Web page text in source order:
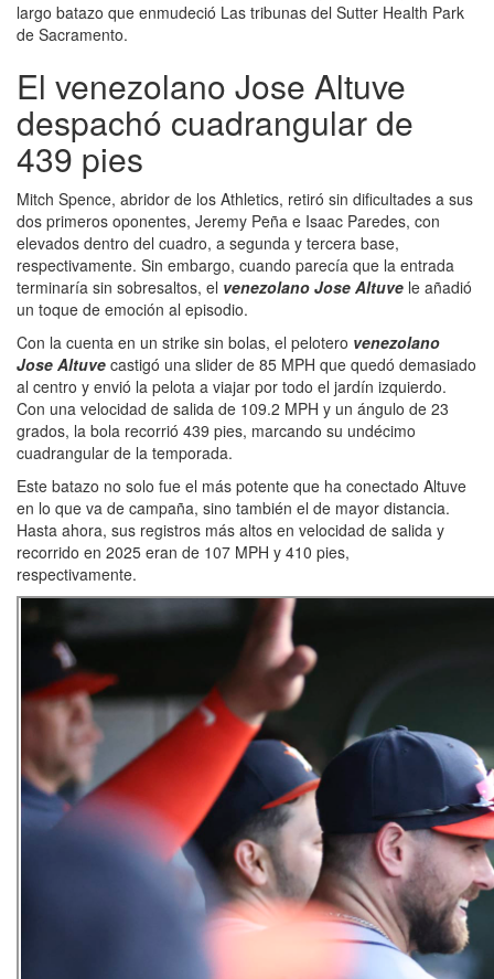
largo batazo que enmudeció Las tribunas del Sutter Health Park
de Sacramento.
El venezolano Jose Altuve
despachó cuadrangular de
439 pies
Mitch Spence, abridor de los Athletics, retiró sin dificultades a sus
dos primeros oponentes, Jeremy Peña e Isaac Paredes, con
elevados dentro del cuadro, a segunda y tercera base,
respectivamente. Sin embargo, cuando parecía que la entrada
terminaría sin sobresaltos, el venezolano Jose Altuve le añadió
un toque de emoción al episodio.
Con la cuenta en un strike sin bolas, el pelotero venezolano
Jose Altuve castigó una slider de 85 MPH que quedó demasiado
al centro y envió la pelota a viajar por todo el jardín izquierdo.
Con una velocidad de salida de 109.2 MPH y un ángulo de 23
grados, la bola recorrió 439 pies, marcando su undécimo
cuadrangular de la temporada.
Este batazo no solo fue el más potente que ha conectado Altuve
en lo que va de campaña, sino también el de mayor distancia.
Hasta ahora, sus registros más altos en velocidad de salida y
recorrido en 2025 eran de 107 MPH y 410 pies,
respectivamente.